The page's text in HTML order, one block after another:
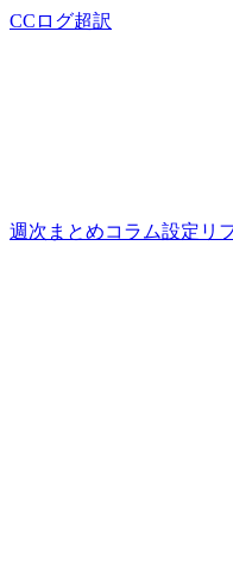
CCログ超訳
週次まとめコラム設定リ